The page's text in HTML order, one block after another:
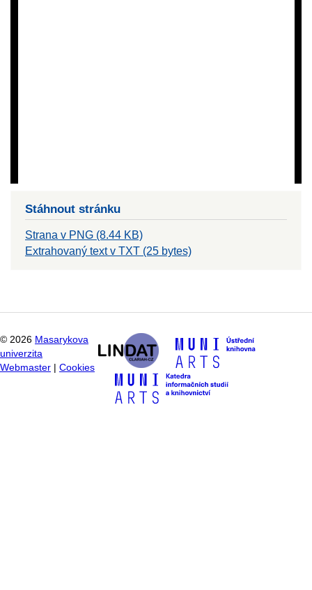
Stáhnout stránku
Strana v PNG (8.44 KB)
Extrahovaný text v TXT (25 bytes)
© 2026 Masarykova
univerzita
Webmaster
Cookies